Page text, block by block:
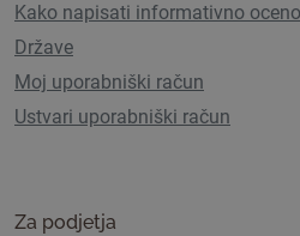
Kako napisati informativno oceno
Države
Moj uporabniški račun
Ustvari uporabniški račun
Za podjetja